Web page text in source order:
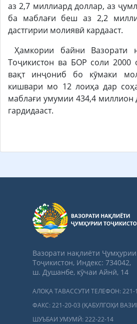
аз 2,7 миллиард доллар, аз
ба маблағи беш аз 2,2
дастгирии молиявӣ кардааст.
Ҳамкории байни Вазорати
Тоҷикистон ва БОР соли 2000
вақт инҷониб бо кӯмаки
кишвари мо 12 лоиҳа дар
маблағи умумии 434,4
гардидааст.
Вазорати нақлиёти Ҷумҳурии
Тоҷикистон, Индекс: 734042,
ш. Душанбе, кӯчаи Айнӣ, 14
АЛОҚА ТАВАССУТИ ТЕЛЕФОН: 221-
ФАКС: 221-20-03 (ҚАБУЛГОҲИ
ШУЪБАИ УМУМӢ: 222-22-14